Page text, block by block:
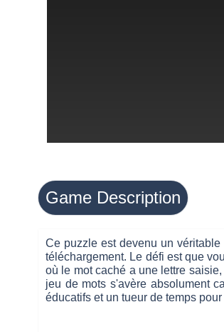
Game Description
Ce puzzle est devenu un
téléchargement. Le défi est que
où le mot caché a une lettre
jeu de mots s'avère absolument
éducatifs et un tueur de temps